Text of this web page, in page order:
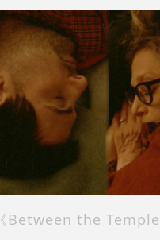
《Between the